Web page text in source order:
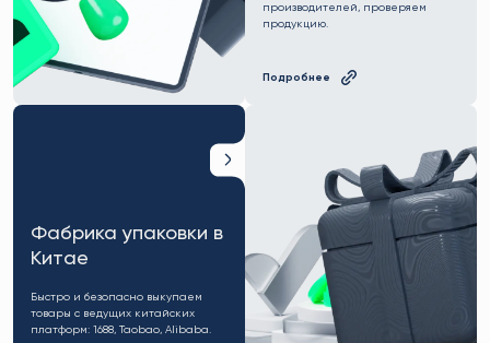
производителей, проверяем
продукцию.
Подробнее
Фабрика упаковки в
Китае
Быстро и безопасно выкупаем
товары с ведущих китайских
платформ: 1688, Taobao, Alibaba.